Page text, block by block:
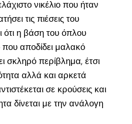
νικέλιο που ήταν
τις πιέσεις του
ότι η βάση του όπλου
που αποδίδει μαλακό
σκληρό περίβλημα, έτσι
αλλά και αρκετά
σε κρούσεις και
δίνεται με την ανάλογη